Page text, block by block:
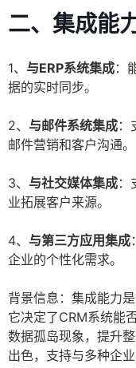
二、集成能
1、 与ERP系统集成：
据的实时同步。
2、 与邮件系统集成：
邮件营销和客户沟通。
3、 与社交媒体集成：
业拓展客户来源。
4、 与第三方应用集成
企业的个性化需求。
背景信息：集成能力
它决定了CRM系统能
数据孤岛现象，提升
出色，支持与多种企